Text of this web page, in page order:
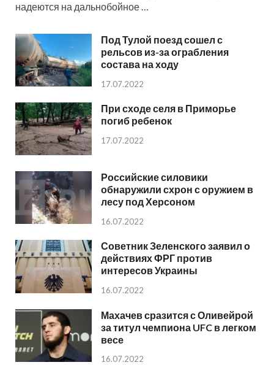
надеются на дальнобойное …
Под Тулой поезд сошел с
рельсов из-за ограбления
состава на ходу
17.07.2022
При сходе селя в Приморье
погиб ребенок
17.07.2022
Российские силовики
обнаружили схрон с оружием в
лесу под Херсоном
16.07.2022
Советник Зеленского заявил о
действиях ФРГ против
интересов Украины
16.07.2022
Махачев сразится с Оливейрой
за титул чемпиона UFC в легком
весе
16.07.2022